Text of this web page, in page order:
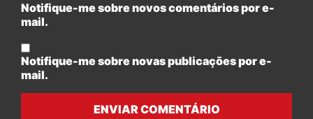
Notifique-me sobre novos comentários por e-
mail.
Notifique-me sobre novas publicações por e-
mail.
ENVIAR COMENTÁRIO